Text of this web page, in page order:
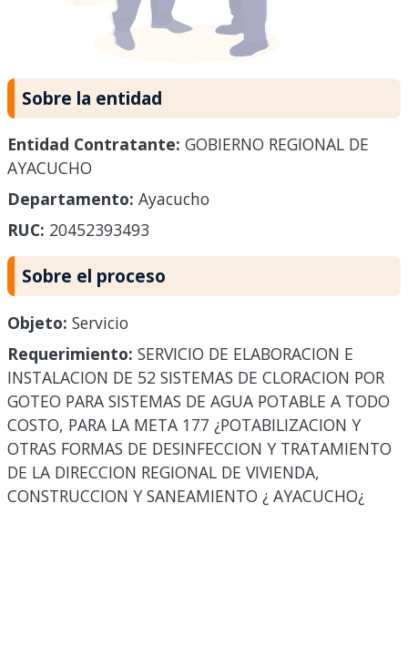
Sobre la entidad
Entidad Contratante: GOBIERNO REGIONAL DE
AYACUCHO
Departamento: Ayacucho
RUC: 20452393493
Sobre el proceso
Objeto: Servicio
Requerimiento: SERVICIO DE ELABORACION E
INSTALACION DE 52 SISTEMAS DE CLORACION POR
GOTEO PARA SISTEMAS DE AGUA POTABLE A TODO
COSTO, PARA LA META 177 ¿POTABILIZACION Y
OTRAS FORMAS DE DESINFECCION Y TRATAMIENTO
DE LA DIRECCION REGIONAL DE VIVIENDA,
CONSTRUCCION Y SANEAMIENTO ¿ AYACUCHO¿